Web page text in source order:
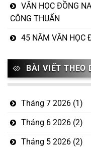
VĂN HỌC ĐỒNG
CÔNG THUẤN
45 NĂM VĂN HỌC
BÀI VIẾT THEO
Tháng 7 2026 (1)
Tháng 6 2026 (2)
Tháng 5 2026 (2)